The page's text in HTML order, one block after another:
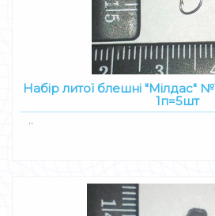
Набір литої блешні "Мілдас"
1п=5шт
..